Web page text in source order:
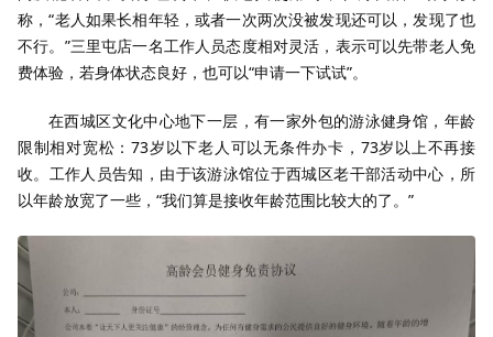
称，“老人如果长相年轻，或者一次两次没被发现还可以，发现了也
不行。”三里屯店一名工作人员态度相对灵活，表示可以先带老人免
费体验，若身体状态良好，也可以“申请一下试试”。
在西城区文化中心地下一层，有一家外包的游泳健身馆，年龄
限制相对宽松：73岁以下老人可以无条件办卡，73岁以上不再接
收。工作人员告知，由于该游泳馆位于西城区老干部活动中心，所
以年龄放宽了一些，“我们算是接收年龄范围比较大的了。”